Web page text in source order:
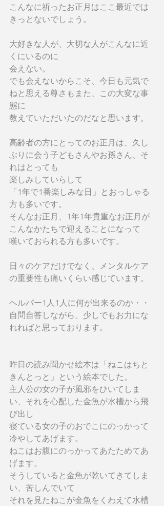
こんなに祈ったお正月はここ最近では
きっとないでしょう。
大好きな人が、大切な人がこんなに近
くにいるのに
会えない。
でも会えないからこそ、今日も元気で
ねと思える尊さもまた、この大変な事
態に
教えていただいたのだなと思います。
高齢者の方にとってのお正月は、久し
ぶりに会う子どもさんやお孫さん、そ
れはとっても
楽しみしていらして
「1年で1番楽しみな日」とおっしゃる
方も多いです。
そんなお正月、1年1年貴重なお正月が
こんなかたちで迎えることになって
嘆いておられる方も多いです。
日々のケアだけでなく、メンタルケア
の重要性も痛いくらい感じています。
ヘルパー1人1人に何が出来るのか・・
自問自答しながら、少しでもお力にな
れればと思っております。
昨日の読み聞かせ絵本は「ねこはちと
きんとっと」という絵本でした。
主人公の女の子が風邪をひいてしま
い、それを心配した金魚が水槽から飛
び出し
寝ている女の子のおでこにのっかって
冷やしてあげます。
ねこはお腹にのっかってあたためてあ
げます。
そうしていると金魚が乾いてきてしま
い、苦しんでいて
それを見たねこが金魚をくわえて水槽